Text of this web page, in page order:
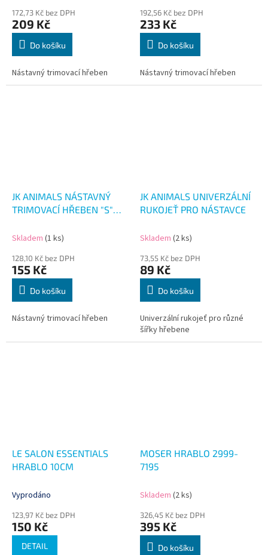
172,73 Kč bez DPH
209 Kč
Do košíku
Nástavný trimovací hřeben
192,56 Kč bez DPH
233 Kč
Do košíku
Nástavný trimovací hřeben
JK ANIMALS NÁSTAVNÝ
TRIMOVACÍ HŘEBEN "S"
Skladem (1 ks)
128,10 Kč bez DPH
155 Kč
Do košíku
Nástavný trimovací hřeben
JK ANIMALS UNIVERZÁLNÍ
RUKOJEŤ PRO NÁSTAVCE
Skladem (2 ks)
73,55 Kč bez DPH
89 Kč
Do košíku
Univerzální rukojeť pro různé
šířky hřebene
LE SALON ESSENTIALS
HRABLO 10CM
Vyprodáno
123,97 Kč bez DPH
150 Kč
DETAIL
MOSER HRABLO 2999-
7195
Skladem (2 ks)
326,45 Kč bez DPH
395 Kč
Do košíku